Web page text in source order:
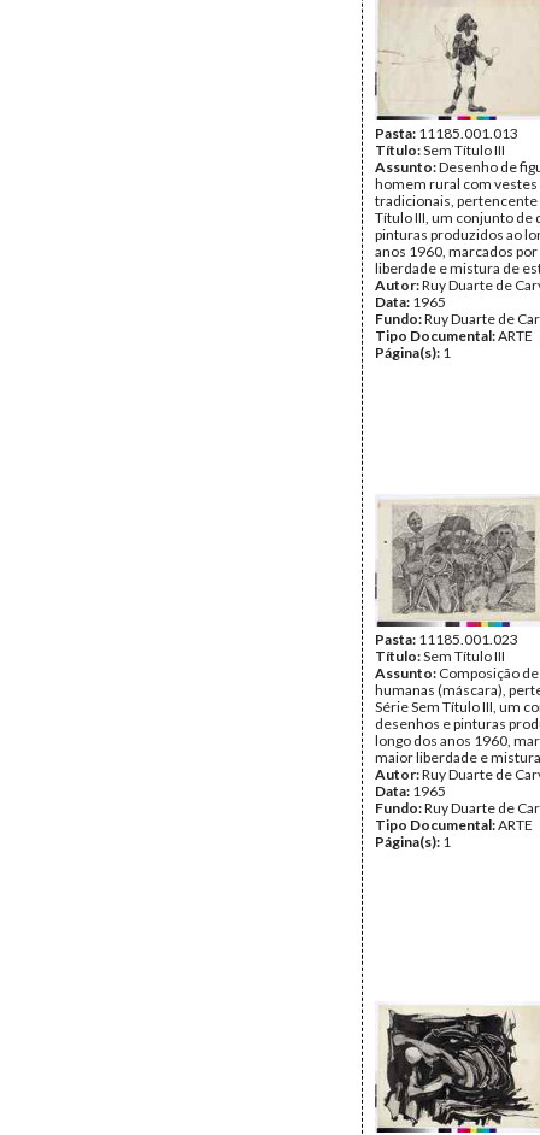
Pasta: 11185.001.013
Título:Sem Título III
Assunto:Desenho de
homem rural com
tradicionais, pertencente
Título III, um conjunto de
pinturas produzidos ao
anos 1960, marcados
liberdade e mistura de
Autor:Ruy Duarte de
Data: 1965
Fundo:Ruy Duarte de
Tipo Documental:ARTE
Página(s): 1
Pasta: 11185.001.023
Título:Sem Título III
Assunto: Composição
humanas (máscara),
Série Sem Título III, um
desenhos e pinturas
longo dos anos 1960,
maior liberdade e
Autor:Ruy Duarte de
Data: 1965
Fundo:Ruy Duarte de
Tipo Documental:ARTE
Página(s): 1